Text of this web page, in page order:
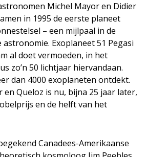
Michel Mayor en Didier
in 1995 de eerste planeet
– een mijlpaal in de
astronomie. Exoplaneet 51 Pegasi
al doet vermoeden, in het
zo’n 50 lichtjaar hiervandaan.
dan 4000 exoplaneten ontdekt.
en Queloz is nu, bijna 25 jaar later,
en de helft van het
Canadees-Amerikaanse